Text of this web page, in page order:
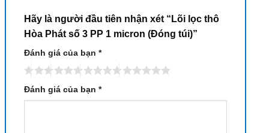
Hãy là người đầu tiên nhận xét “Lõi lọc thô
Hòa Phát số 3 PP 1 micron (Đóng túi)”
Đánh giá của bạn *
Đánh giá của bạn *